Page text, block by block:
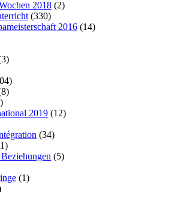
2018 (2)
(330)
2016 (14)
2019 (12)
(34)
(5)
(1)